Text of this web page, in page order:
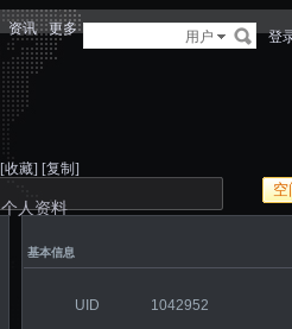
资讯 更多 用户 登
[收藏] [复制]
空
个人资料
基本信息
UID
1042952